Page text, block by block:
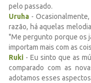
pelo passado.
Uruha -
razão, há aquelas
"Me pergunto porque os
importam mais com as
Ruki - Eu sinto que as
comparado com as
adotamos esses